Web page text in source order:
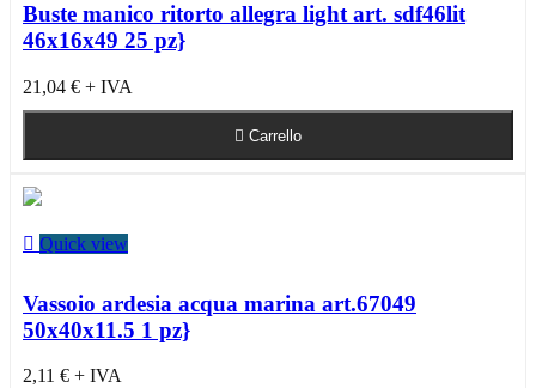
Buste manico ritorto allegra light art. sdf46lit
46x16x49 25 pz}
21,04 € + IVA
 Carrello
 Quick view
Vassoio ardesia acqua marina art.67049
50x40x11.5 1 pz}
2,11 € + IVA